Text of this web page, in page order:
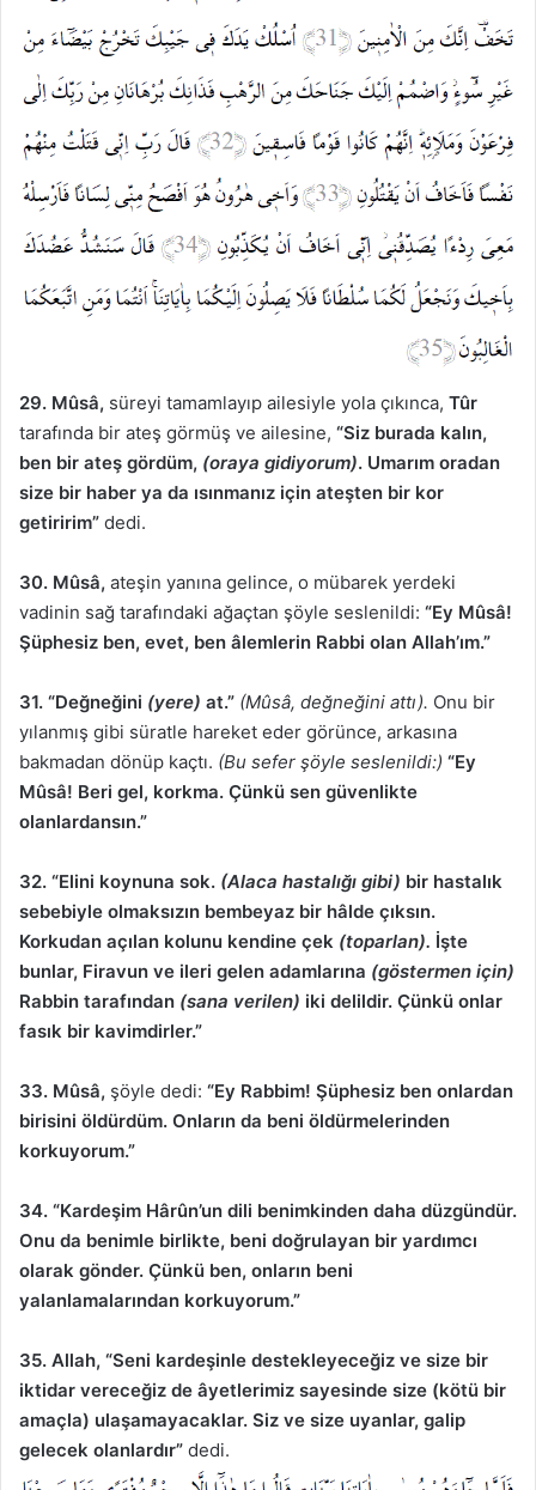
29. Mûsâ, süreyi tamamlayıp ailesiyle yola çıkınca, Tûr
tarafında bir ateş görmüş ve ailesine, “Siz burada kalın,
ben bir ateş gördüm, (oraya gidiyorum). Umarım oradan
size bir haber ya da ısınmanız için ateşten bir kor
getiririm” dedi.
30. Mûsâ, ateşin yanına gelince, o mübarek yerdeki
vadinin sağ tarafındaki ağaçtan şöyle seslenildi: “Ey Mûsâ!
Şüphesiz ben, evet, ben âlemlerin Rabbi olan Allah’ım.”
31. “Değneğini (yere) at.” (Mûsâ, değneğini attı). Onu bir
yılanmış gibi süratle hareket eder görünce, arkasına
bakmadan dönüp kaçtı. (Bu sefer şöyle seslenildi:) “Ey
Mûsâ! Beri gel, korkma. Çünkü sen güvenlikte
olanlardansın.”
32. “Elini koynuna sok. (Alaca hastalığı gibi) bir hastalık
sebebiyle olmaksızın bembeyaz bir hâlde çıksın.
Korkudan açılan kolunu kendine çek (toparlan). İşte
bunlar, Firavun ve ileri gelen adamlarına (göstermen için)
Rabbin tarafından (sana verilen) iki delildir. Çünkü onlar
fasık bir kavimdirler.”
33. Mûsâ, şöyle dedi: “Ey Rabbim! Şüphesiz ben onlardan
birisini öldürdüm. Onların da beni öldürmelerinden
korkuyorum.”
34. “Kardeşim Hârûn’un dili benimkinden daha düzgündür.
Onu da benimle birlikte, beni doğrulayan bir yardımcı
olarak gönder. Çünkü ben, onların beni
yalanlamalarından korkuyorum.”
35. Allah, “Seni kardeşinle destekleyeceğiz ve size bir
iktidar vereceğiz de âyetlerimiz sayesinde size (kötü bir
amaçla) ulaşamayacaklar. Siz ve size uyanlar, galip
gelecek olanlardır” dedi.